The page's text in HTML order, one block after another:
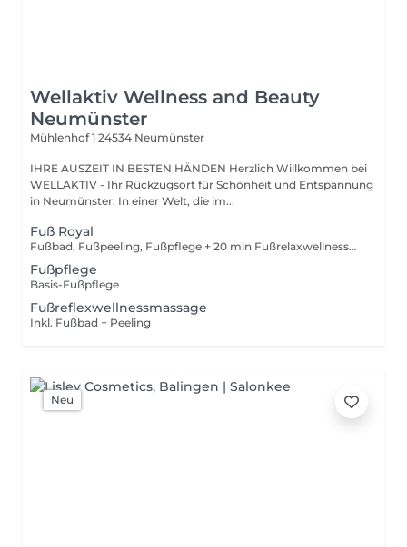
Wellaktiv Wellness and Beauty
Neumünster
Mühlenhof 1 24534 Neumünster
IHRE AUSZEIT IN BESTEN HÄNDEN Herzlich Willkommen bei
WELLAKTIV - Ihr Rückzugsort für Schönheit und Entspannung
in Neumünster. In einer Welt, die im...
Fuß Royal
Fußbad, Fußpeeling, Fußpflege + 20 min Fußrelaxwellnessmassage
Fußpflege
Basis-Fußpflege
Fußreflexwellnessmassage
Inkl. Fußbad + Peeling
Neu